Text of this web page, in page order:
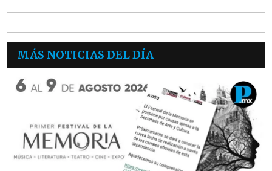
MÁS NOTICIAS DEL DÍA